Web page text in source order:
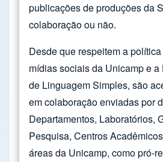
publicações de produções da
colaboração ou não.
Desde que respeitem a
mídias sociais da Unicamp e
de Linguagem Simples, são
em colaboração enviadas por
Departamentos, Laboratórios,
Pesquisa, Centros
áreas da Unicamp, como pró-